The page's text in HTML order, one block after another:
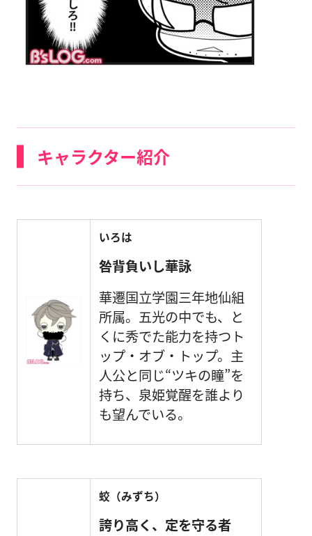
キャラクター紹介
いろは
咎背負いし華詠
華遷国立学園三年地仙組
所属。五光の中でも、と
くに秀でた能力を持つト
ップ・オブ・トップ。主
人公と同じ“ツキの瞳”を
持ち、泉姫覚醒を誰より
も望んでいる。
蛟（みずち）
誇り高く、定を守る者